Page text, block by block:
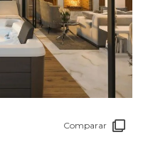
Comparar